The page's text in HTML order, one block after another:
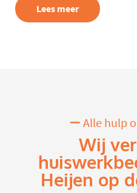
Lees meer
Alle hulp
Wij
Heijen op